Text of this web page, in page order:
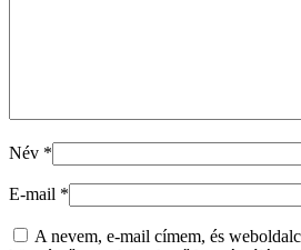
Név *
E-mail *
A nevem, e-mail címem, és